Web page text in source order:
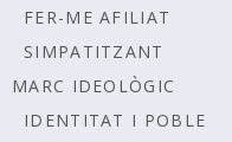
FER-ME AFILIAT
SIMPATITZANT
MARC IDEOLÒGIC
IDENTITAT I POBLE